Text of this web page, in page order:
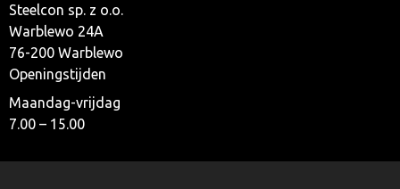
Steelcon sp. z o.o.
Warblewo 24A
76-200 Warblewo
Openingstijden
Maandag-vrijdag
7.00 – 15.00